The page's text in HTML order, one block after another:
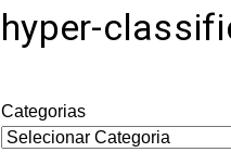
hyper-
Categorias